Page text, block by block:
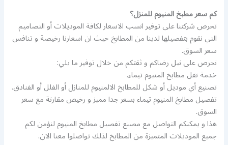
كم سعر مطبخ المنيوم للمنزل؟
تحرص شركتنا على توفير انسب الاسعار لكافة الموديلات أو التصاميم
التي نقوم بتفصيلها لدينا من المطابخ حيث ان اسعارنا رخيصة و تنافس
سعر السوق.
نحرص على نيل رضاكم و ثقتكم من خلال توفير ما يلي:
خدمة نقل مطابخ المنيوم تيماء.
تصنيع أي موديل أو شكل للمطابخ الالمنيوم للمنازل أو الفلل أو الفنادق.
تفصيل مطابخ المنيوم تيماء بسعر جدا مميز و رخيص مقارنة مع سعر
السوق.
هذا و يمكنكم التواصل مع مصنع تفصيل مطابخ المنيوم لنؤمن لكم
جميع الموديلات المتميزة من المطابخ لذلك تواصلوا معنا الان.